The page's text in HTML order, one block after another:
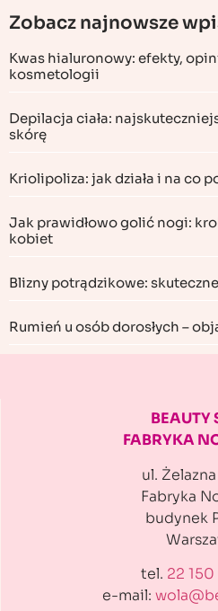
Zobacz najnowsze
Kwas hialuronowy: efekty,
kosmetologii
Depilacja ciała:
skórę
Kriolipoliza: jak działa i na co
Jak prawidłowo golić nogi:
kobiet
Blizny potrądzikowe:
Rumień u osób dorosłych –
BEAUTY
FABRYKA
ul.
Fabryka
budynek
tel. 22
e-mail: